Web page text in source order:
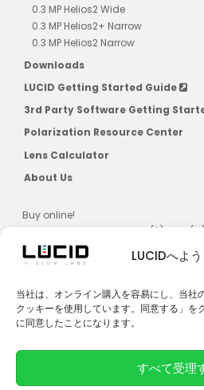
LUCIDへよ
当社は、オンライン購入を容易にし、当社
クッキーを使用しています。同意する」を
に同意したことになります。
すべて受理
0.3 MP Helios2 Wide
0.3 MP Helios2+ Narrow
0.3 MP Helios2 Narrow
Downloads
LUCID Getting Started Guide
3rd Party Software Getting
Polarization Resource Center
Lens Calculator
About Us
Buy online!
US, CAD, AU, JPN, NZ, SG, KR ($) & EU (€)
LUCIDへのお